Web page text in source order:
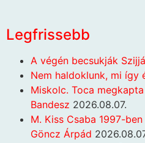
Legfrissebb
A végén becsukják
Nem haldoklunk, mi így
Miskolc. Toca
Bandesz 2026.08.07.
M. Kiss Csaba 1997-
Göncz Árpád